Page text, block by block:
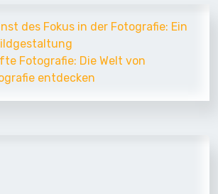
des Fokus in der Fotografie: Ein
Fotografie: Die Welt von
entdecken